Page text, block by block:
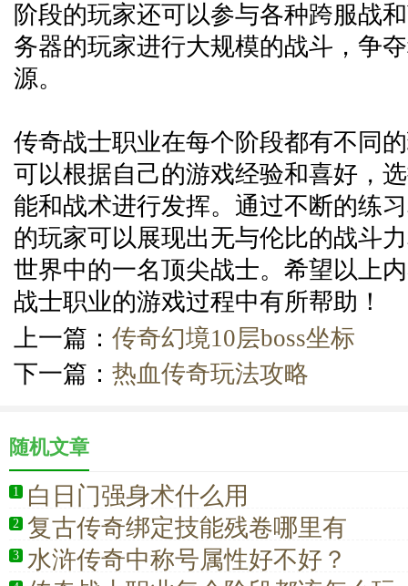
阶段的玩家还可以参与各种跨服战
务器的玩家进行大规模的战斗，争
源。
传奇战士职业在每个阶段都有不同
可以根据自己的游戏经验和喜好，
能和战术进行发挥。通过不断的练
的玩家可以展现出无与伦比的战斗
世界中的一名顶尖战士。希望以上
战士职业的游戏过程中有所帮助！
上一篇： 传奇幻境10层boss坐标
下一篇： 热血传奇玩法攻略
随机文章
1 白日门强身术什么用
2 复古传奇绑定技能残卷哪里有
3 水浒传奇中称号属性好不好？